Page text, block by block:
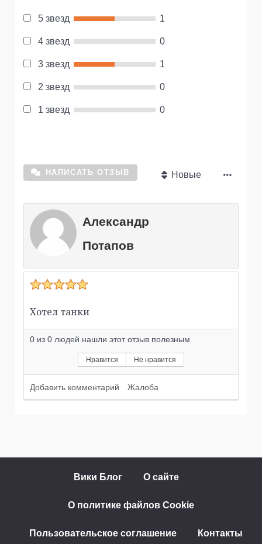
5 звезд 1
4 звезд 0
3 звезд 1
2 звезд 0
1 звезд 0
НАПИСАТЬ ОТЗЫВ Новые
Александр
Потапов
Хотел танки
0 из 0 людей нашли этот отзыв полезным
Нравится Не нравится
Добавить комментарий Жалоба
Вики Блог О сайте
О политике файлов Cookie
Пользовательское соглашение Контакты